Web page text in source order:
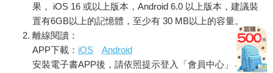
「九點？雜貨店還開著嗎？」
「當然關了啊！不然幻雲號要怎麼來接我？」
「不是，不是，是『我們』！你不帶你可愛的弟弟一起去嗎？」
「你？就算真的很可愛，但可愛能保護自己嗎？還記得是誰差點
被勾魂嗎？是誰差點淹死在海水裡？」
果， iOS 16 或以上版本，Android 6.0 以上版本，建議裝
置有6GB以上的記憶體，至少有 30 MB以上的容量。
離線閱讀：
APP下載： iOS
Android
安裝電子書APP後，請依照提示登入「會員中心」→「我